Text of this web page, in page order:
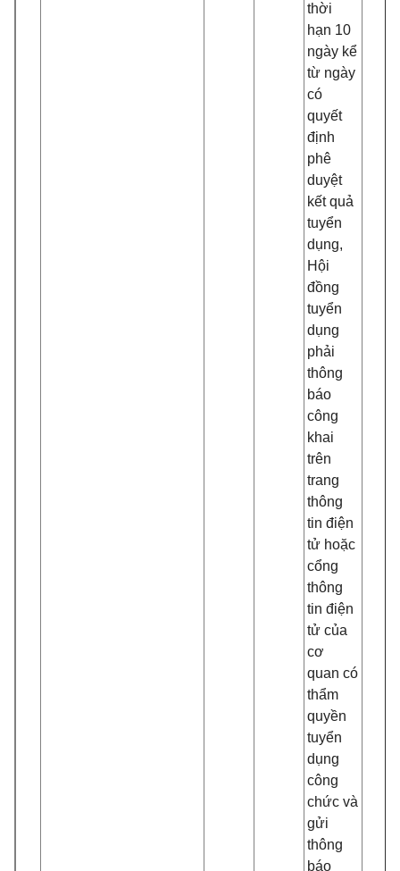
thời
hạn 10
ngày kể
từ ngày
có
quyết
định
phê
duyệt
kết quả
tuyển
dụng,
Hội
đồng
tuyển
dụng
phải
thông
báo
công
khai
trên
trang
thông
tin điện
tử hoặc
cổng
thông
tin điện
tử của
cơ
quan có
thẩm
quyền
tuyển
dụng
công
chức và
gửi
thông
báo